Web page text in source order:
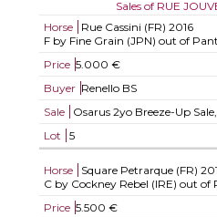
Sales of RUE
Horse
Rue Cassini (FR) 2016
F by Fine Grain (JPN) out of
Price 5.000 €
Buyer Renello BS
Sale
Osarus 2yo Breeze-Up
Lot
5
Horse Square Petrarque (FR)
C by Cockney Rebel (IRE) out of
Price 5.500 €